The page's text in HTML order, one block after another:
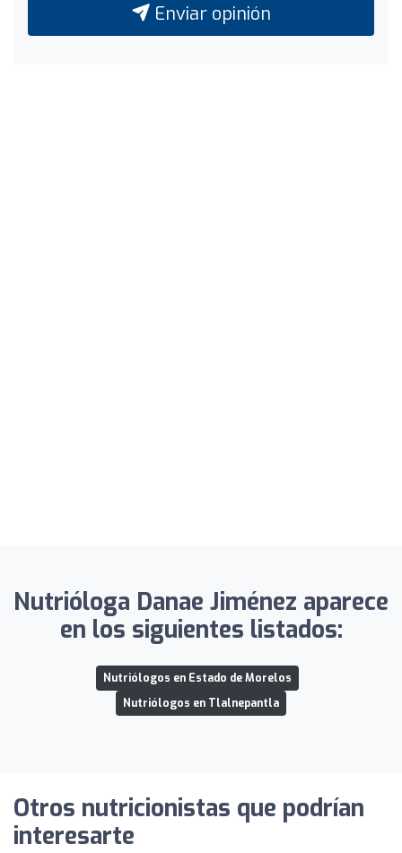
Enviar opinión
Nutrióloga Danae Jiménez aparece
en los siguientes listados:
Nutriólogos en Estado de Morelos
Nutriólogos en Tlalnepantla
Otros nutricionistas que podrían
interesarte